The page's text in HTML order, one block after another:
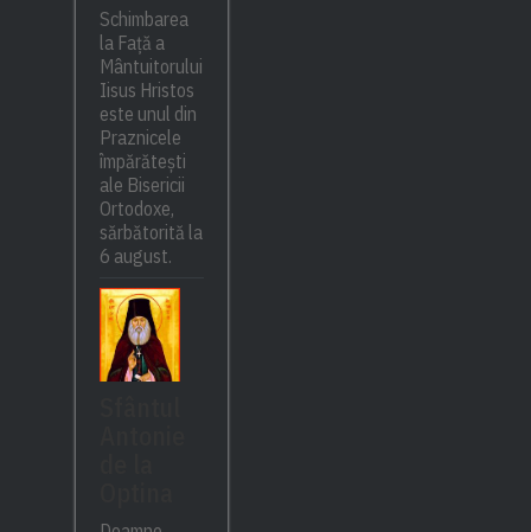
Schimbarea
la Față a
Mântuitorului
Iisus Hristos
este unul din
Praznicele
împărătești
ale Bisericii
Ortodoxe,
sărbătorită la
6 august.